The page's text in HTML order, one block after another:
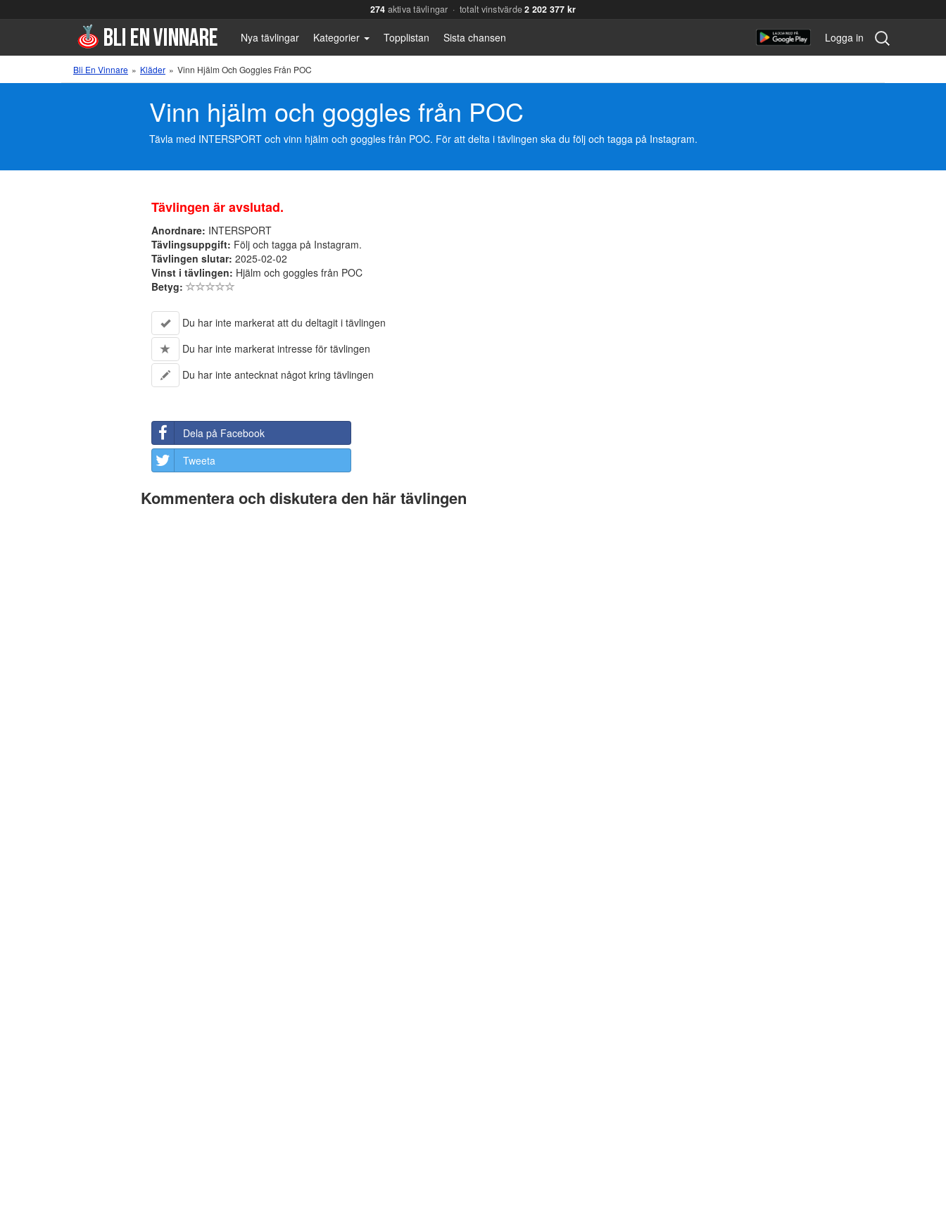
274 aktiva tävlingar · totalt vinstvärde2 202 377 kr
Nya tävlingar Kategorier Topplistan Sista chansen Logga in
Sök
tävling:
Bli En Vinnare » Kläder » Vinn Hjälm Och Goggles Från POC
Vinn hjälm och goggles från POC
Tävla med INTERSPORT och vinn hjälm och goggles från POC. För att delta i tävlingen ska du följ och tagga på Instagram.
Tävlingen är avslutad.
Anordnare: INTERSPORT
Tävlingsuppgift: Följ och tagga på Instagram.
Tävlingen slutar: 2025-02-02
Vinst i tävlingen: Hjälm och goggles från POC
Betyg:
Du har inte markerat att du deltagit i tävlingen
Du har inte markerat intresse för tävlingen
Du har inte antecknat något kring tävlingen
Dela på Facebook
Tweeta
Kommentera och diskutera den här tävlingen